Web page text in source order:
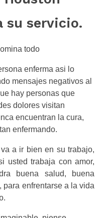
su servicio.
todo
enferma asi lo
mensajes negativos al
hay personas que
dolores visitan
encuentran la cura,
enfermando.
a ir bien en su trabajo,
usted trabaja con amor,
buena salud, buena
enfrentarse a la vida